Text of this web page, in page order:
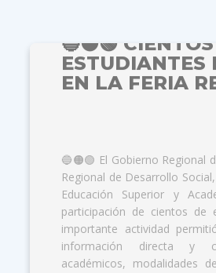
ESTUDIANTES
EN LA FERIA
Educación Superior y
participación de cientos de
importante actividad
información directa y
académicos, modalidades
becas, brindándoles
informadas y proyectar su
--> -->